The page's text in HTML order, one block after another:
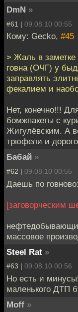
DmN »
#61 | 09.08.10 00:55
Кому: Gecko, #45
> Жаль в заметке
говна (ОЧГ) у
заправлять
фекалием и
Нет, конечно!!!
бомжпакеты с
Жигулёвским. А
трюфели и
Бабай »
#62 | 09.08.10 00:55
Даешь по
[заговорческим
массовое
Steel Rat »
#63 | 09.08.10 00:56
Но есть и
маленького ДТП
Moff »